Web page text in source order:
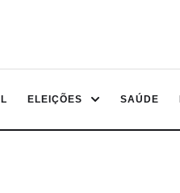
ELEIÇÕES SAÚDE